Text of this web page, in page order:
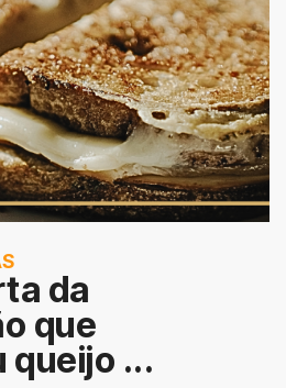
da
que
queijo ...